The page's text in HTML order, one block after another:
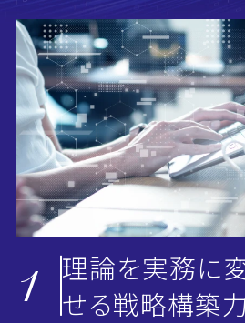
1 理論を実務に
せる戦略構築